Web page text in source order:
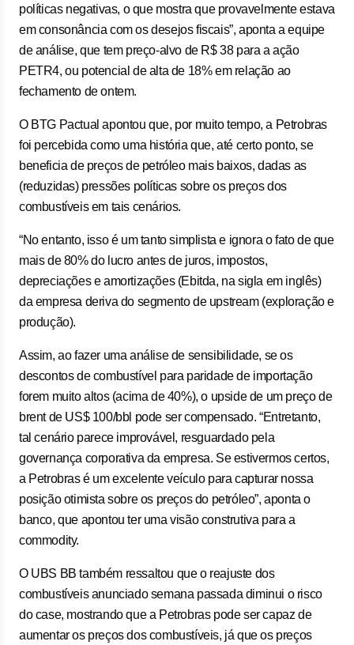
políticas negativas, o que mostra que provavelmente estava
em consonância com os desejos fiscais”, aponta a equipe
de análise, que tem preço-alvo de R$ 38 para a ação
PETR4, ou potencial de alta de 18% em relação ao
fechamento de ontem.
O BTG Pactual apontou que, por muito tempo, a Petrobras
foi percebida como uma história que, até certo ponto, se
beneficia de preços de petróleo mais baixos, dadas as
(reduzidas) pressões políticas sobre os preços dos
combustíveis em tais cenários.
“No entanto, isso é um tanto simplista e ignora o fato de que
mais de 80% do lucro antes de juros, impostos,
depreciações e amortizações (Ebitda, na sigla em inglês)
da empresa deriva do segmento de upstream (exploração e
produção).
Assim, ao fazer uma análise de sensibilidade, se os
descontos de combustível para paridade de importação
forem muito altos (acima de 40%), o upside de um preço de
brent de US$ 100/bbl pode ser compensado. “Entretanto,
tal cenário parece improvável, resguardado pela
governança corporativa da empresa. Se estivermos certos,
a Petrobras é um excelente veículo para capturar nossa
posição otimista sobre os preços do petróleo”, aponta o
banco, que apontou ter uma visão construtiva para a
commodity.
O UBS BB também ressaltou que o reajuste dos
combustíveis anunciado semana passada diminui o risco
do case, mostrando que a Petrobras pode ser capaz de
aumentar os preços dos combustíveis, já que os preços